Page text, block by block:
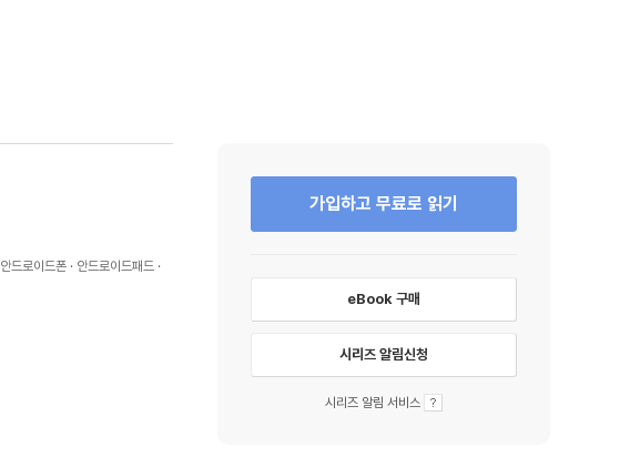
안드로이드폰
안드로이드패드
가입하고 무료로 읽기
eBook 구매
시리즈 알림신청
시리즈 알림 서비스